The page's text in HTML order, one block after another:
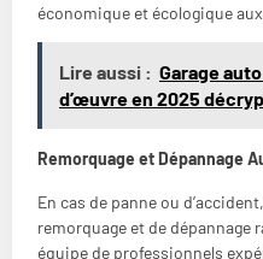
économique et écologique
Lire aussi : Garage
d’œuvre en 2025
Remorquage et Dépannage
En cas de panne ou
remorquage et de dépannage
équipe de professionnels